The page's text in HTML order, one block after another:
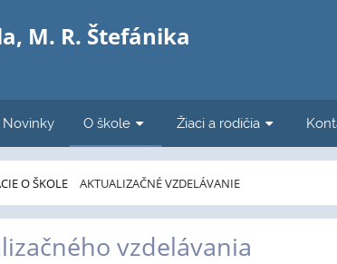
M. R. Štefánika
Novinky O škole Žiaci a rodičia
O ŠKOLE AKTUALIZAČNÉ VZDELÁVANIE
vzdelávania